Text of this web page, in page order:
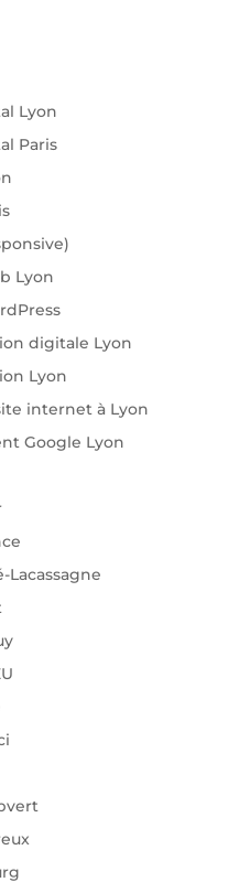
Lyon
Paris
Lyon
digitale Lyon
Lyon
internet à Lyon
Google Lyon